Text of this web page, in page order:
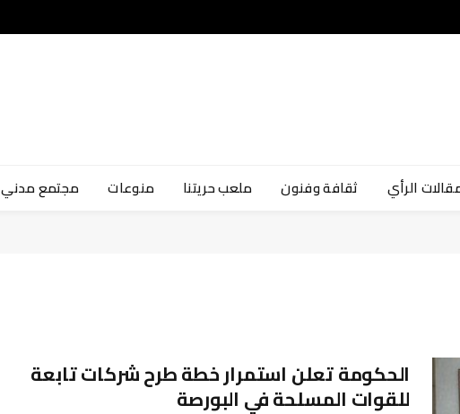
الرأي ثقافة وفنون ملعب حريتنا منوعات مجتمع مدني
الحكومة تعلن استمرار خطة طرح شركات تابعة
للقوات المسلحة في البورصة